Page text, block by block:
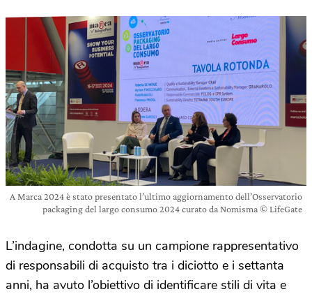
A Marca 2024 è stato presentato l’ultimo aggiornamento dell’Osservatorio
packaging del largo consumo 2024 curato da Nomisma © LifeGate
L’indagine, condotta su un campione rappresentativo
di responsabili di acquisto tra i diciotto e i settanta
anni, ha avuto l’obiettivo di identificare stili di vita e